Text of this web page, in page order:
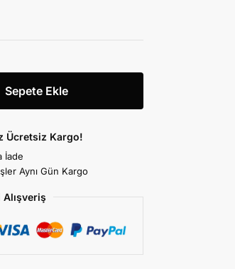
Sepete Ekle
Ücretsiz Kargo!
İade
Aynı Gün Kargo